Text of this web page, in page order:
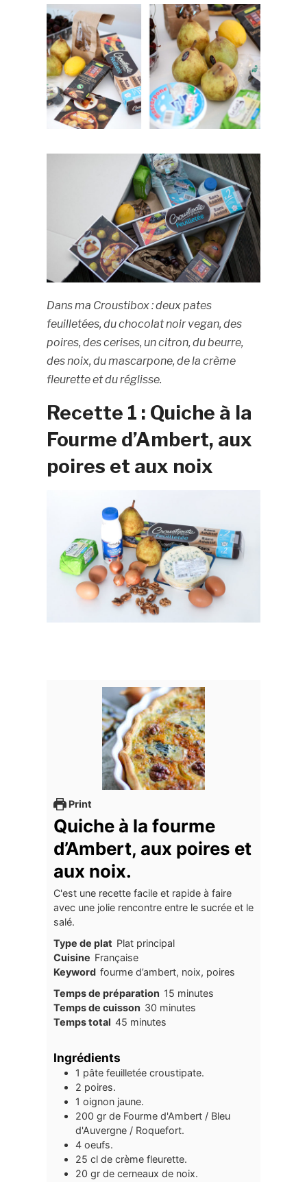
Dans ma Croustibox : deux pates
feuilletées, du chocolat noir vegan, des
poires, des cerises, un citron, du beurre,
des noix, du mascarpone, de la crème
fleurette et du réglisse.
Recette 1 : Quiche à la
Fourme d’Ambert, aux
poires et aux noix
Print
Quiche à la fourme
d’Ambert, aux poires et
aux noix.
C'est une recette facile et rapide à faire
avec une jolie rencontre entre le sucrée et le
salé.
Type de plat Plat principal
Cuisine Française
Keyword fourme d’ambert, noix, poires
Temps de préparation 15minutes
minutes
Temps de cuisson 30minutes
minutes
Temps total 45minutes
minutes
Ingrédients
1 pâte feuilletée croustipate.
2 poires.
1 oignon jaune.
200 gr de Fourme d'Ambert / Bleu
d'Auvergne / Roquefort.
4 oeufs.
25 cl de crème fleurette.
20 gr de cerneaux de noix.